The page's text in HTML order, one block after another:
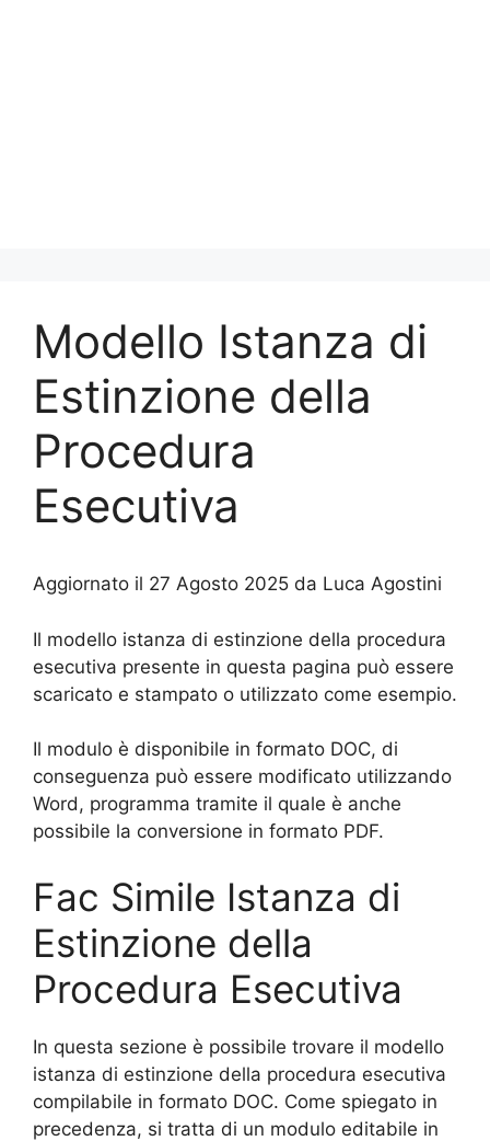
Modello Istanza di
Estinzione della
Procedura
Esecutiva
Aggiornato il 27 Agosto 2025 da Luca Agostini
Il modello istanza di estinzione della procedura
esecutiva presente in questa pagina può essere
scaricato e stampato o utilizzato come esempio.
Il modulo è disponibile in formato DOC, di
conseguenza può essere modificato utilizzando
Word, programma tramite il quale è anche
possibile la conversione in formato PDF.
Fac Simile Istanza di
Estinzione della
Procedura Esecutiva
In questa sezione è possibile trovare il modello
istanza di estinzione della procedura esecutiva
compilabile in formato DOC. Come spiegato in
precedenza, si tratta di un modulo editabile in